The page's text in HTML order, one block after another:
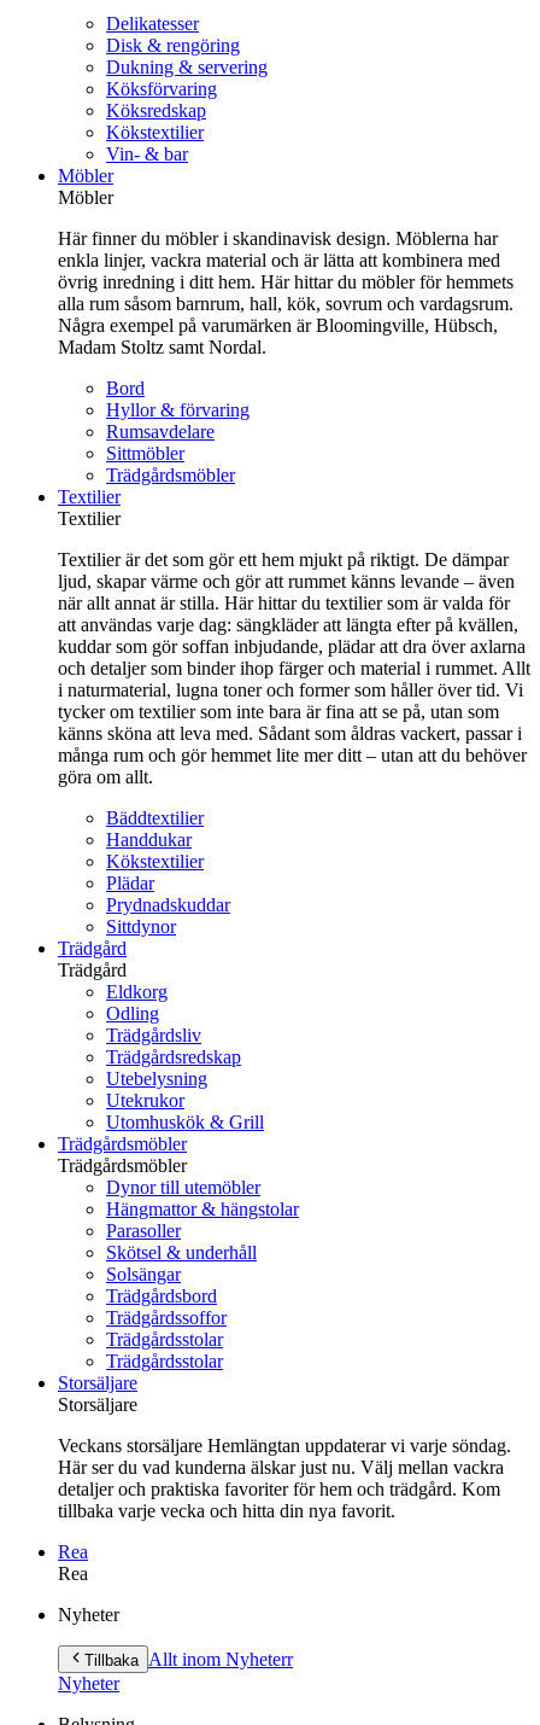
Delikatesser
Disk & rengöring
Dukning & servering
Köksförvaring
Köksredskap
Kökstextilier
Vin- & bar
Möbler
Möbler
Här finner du möbler i skandinavisk design. Möblerna har
enkla linjer, vackra material och är lätta att kombinera med
övrig inredning i ditt hem. Här hittar du möbler för hemmets
alla rum såsom barnrum, hall, kök, sovrum och vardagsrum.
Några exempel på varumärken är Bloomingville, Hübsch,
Madam Stoltz samt Nordal.
Bord
Hyllor & förvaring
Rumsavdelare
Sittmöbler
Trädgårdsmöbler
Textilier
Textilier
Textilier är det som gör ett hem mjukt på riktigt. De dämpar
ljud, skapar värme och gör att rummet känns levande – även
när allt annat är stilla. Här hittar du textilier som är valda för
att användas varje dag: sängkläder att längta efter på kvällen,
kuddar som gör soffan inbjudande, plädar att dra över axlarna
och detaljer som binder ihop färger och material i rummet. Allt
i naturmaterial, lugna toner och former som håller över tid. Vi
tycker om textilier som inte bara är fina att se på, utan som
känns sköna att leva med. Sådant som åldras vackert, passar i
många rum och gör hemmet lite mer ditt – utan att du behöver
göra om allt.
Bäddtextilier
Handdukar
Kökstextilier
Plädar
Prydnadskuddar
Sittdynor
Trädgård
Trädgård
Eldkorg
Odling
Trädgårdsliv
Trädgårdsredskap
Utebelysning
Utekrukor
Utomhuskök & Grill
Trädgårdsmöbler
Trädgårdsmöbler
Dynor till utemöbler
Hängmattor & hängstolar
Parasoller
Skötsel & underhåll
Solsängar
Trädgårdsbord
Trädgårdssoffor
Trädgårdsstolar
Trädgårdsstolar
Storsäljare
Storsäljare
Veckans storsäljare Hemlängtan uppdaterar vi varje söndag.
Här ser du vad kunderna älskar just nu. Välj mellan vackra
detaljer och praktiska favoriter för hem och trädgård. Kom
tillbaka varje vecka och hitta din nya favorit.
Rea
Rea
innehåll
Nyheter
Tillbaka Allt inom Nyheterr
Nyheter